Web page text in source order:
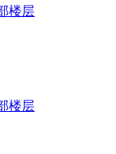
楼层
楼层